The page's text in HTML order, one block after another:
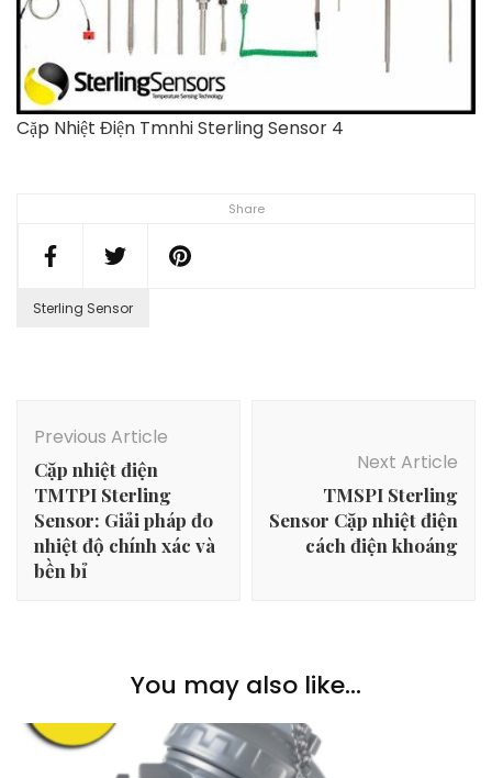
Share
Cặp Nhiệt Điện Tmnhi Sterling Sensor 4
Sterling Sensor
Navigation
Previous Article
Cặp nhiệt điện
TMTPI Sterling
Sensor: Giải pháp đo
nhiệt độ chính xác và
bền bỉ
Next Article
TMSPI Sterling
Sensor Cặp nhiệt điện
cách điện khoáng
You may also like...